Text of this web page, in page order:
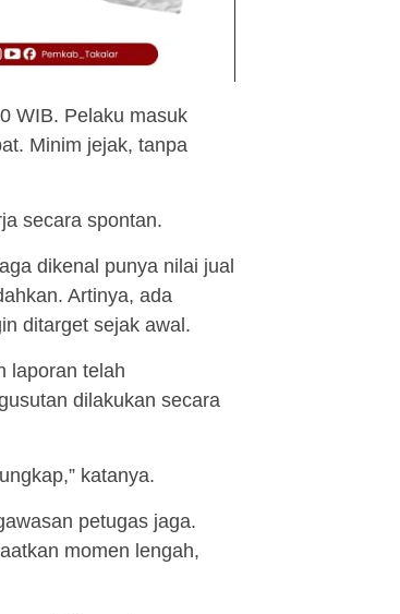
WIB. Pelaku masuk
Minim jejak, tanpa
secara spontan.
dikenal punya nilai jual
Artinya, ada
ditarget sejak awal.
laporan telah
dilakukan secara
katanya.
petugas jaga.
momen lengah,